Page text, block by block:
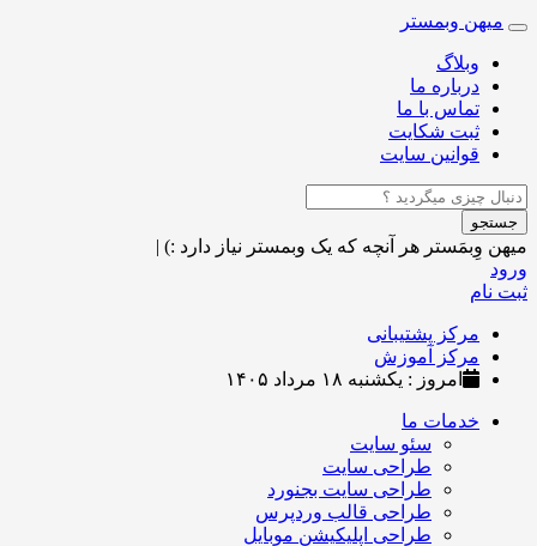
Toggle
navigation
میهن وبمستر
وبلاگ
درباره ما
تماس با ما
ثبت شکایت
قوانین سایت
جستجو
میهن وِبمَستر هر آنچه که یک وبمستر نیاز دارد :) |
ورود
ثبت نام
مرکز پشتیبانی
مرکز آموزش
امروز : یکشنبه ۱۸ مرداد ۱۴۰۵
خدمات ما
سئو سایت
طراحی سایت
طراحی سایت بجنورد
طراحی قالب وردپرس
طراحی اپلیکیشن موبایل